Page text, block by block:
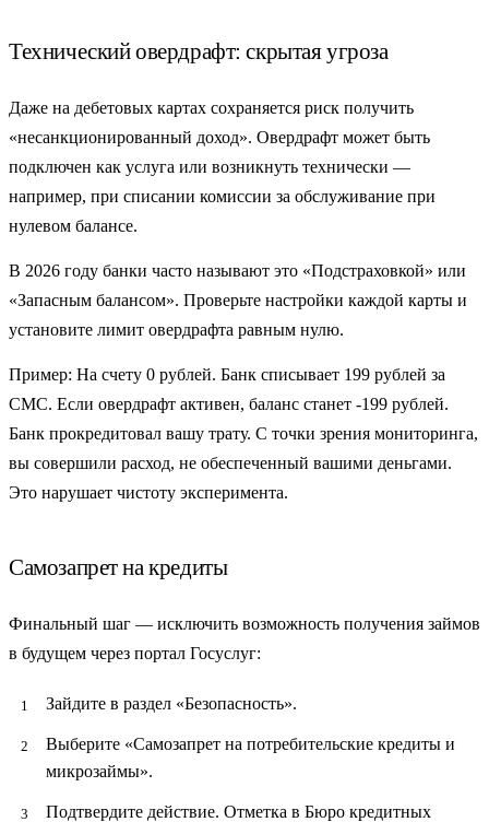
Технический овердрафт: скрытая угроза
Даже на дебетовых картах сохраняется риск получить
«несанкционированный доход». Овердрафт может быть
подключен как услуга или возникнуть технически —
например, при списании комиссии за обслуживание при
нулевом балансе.
В 2026 году банки часто называют это «Подстраховкой» или
«Запасным балансом». Проверьте настройки каждой карты и
установите лимит овердрафта равным нулю.
Пример: На счету 0 рублей. Банк списывает 199 рублей за
СМС. Если овердрафт активен, баланс станет -199 рублей.
Банк прокредитовал вашу трату. С точки зрения мониторинга,
вы совершили расход, не обеспеченный вашими деньгами.
Это нарушает чистоту эксперимента.
Самозапрет на кредиты
Финальный шаг — исключить возможность получения займов
в будущем через портал Госуслуг:
Зайдите в раздел «Безопасность».
Выберите «Самозапрет на потребительские кредиты и
микрозаймы».
Подтвердите действие. Отметка в Бюро кредитных